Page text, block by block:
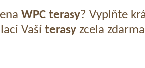
WPC terasy? Vyplňte
Vaší terasyzcela